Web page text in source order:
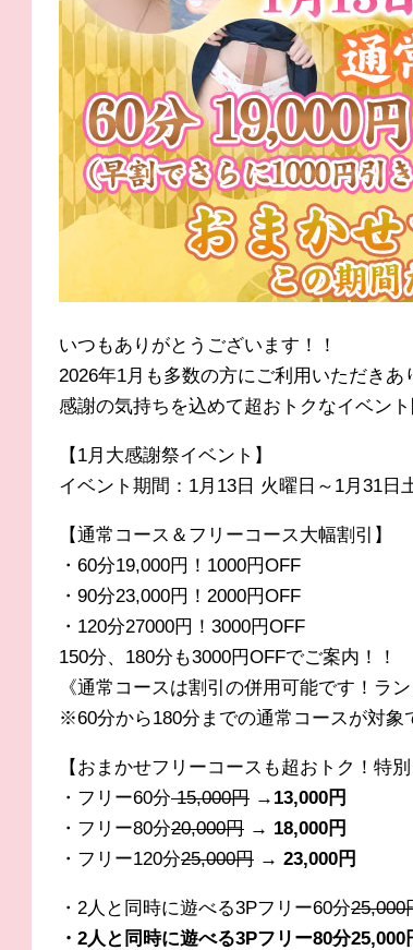
いつもありがとうございます！！
2026年1月も多数の方にご利用いただきあ
感謝の気持ちを込めて超おトクなイベント
【1月大感謝祭イベント】
イベント期間：1月13日 火曜日～1月31日
【通常コース＆フリーコース大幅割引】
・60分19,000円！1000円OFF
・90分23,000円！2000円OFF
・120分27000円！3000円OFF
150分、180分も3000円OFFでご案内！！
《通常コースは割引の併用可能です！ラ
※60分から180分までの通常コースが対象
【おまかせフリーコースも超おトク！特
・フリー60分15,000円 → 13,000円
・フリー80分20,000円 → 18,000円
・フリー120分25,000円 → 23,000円
・2人と同時に遊べる3Pフリー60分25,000
・2人と同時に遊べる3Pフリー80分25,000